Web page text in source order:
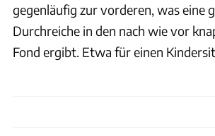
gegenläufig zur vorderen, was eine
Durchreiche in den nach wie vor
Fond ergibt. Etwa für einen